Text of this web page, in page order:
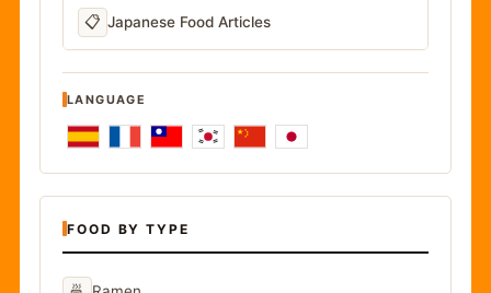
📋 Japanese Food Articles
LANGUAGE
FOOD BY TYPE